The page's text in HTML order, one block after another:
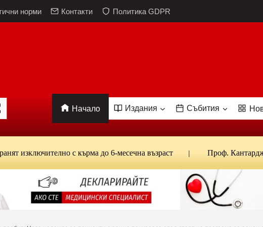
норми Контакти Политика GDPR
Начало Издания Събития
с кърма до 6-месечна възраст Проф. Кантарджиев с